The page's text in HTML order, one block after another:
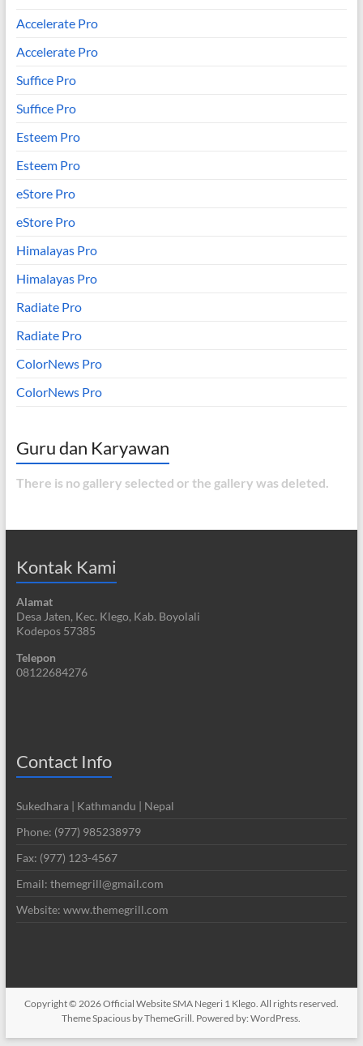
Accelerate Pro
Accelerate Pro
Suffice Pro
Suffice Pro
Esteem Pro
Esteem Pro
eStore Pro
eStore Pro
Himalayas Pro
Himalayas Pro
Radiate Pro
Radiate Pro
ColorNews Pro
ColorNews Pro
Guru dan Karyawan
There is no gallery selected or the gallery was deleted.
Kontak Kami
Alamat
Desa Jaten, Kec. Klego, Kab. Boyolali
Kodepos 57385
Telepon
08122684276
Contact Info
Sukedhara | Kathmandu | Nepal
Phone: (977) 985238979
Fax: (977) 123-4567
Email: themegrill@gmail.com
Website: www.themegrill.com
Copyright © 2026Official Website SMA Negeri 1 Klego. All rights reserved.
ThemeSpacious by ThemeGrill. Powered by:WordPress.